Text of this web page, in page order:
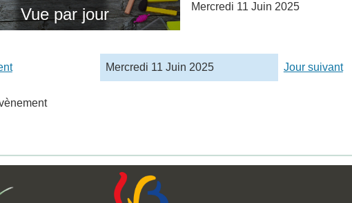
Vue par jour Mercredi 11 Juin 2025
Mercredi 11 Juin 2025 Jour suivant